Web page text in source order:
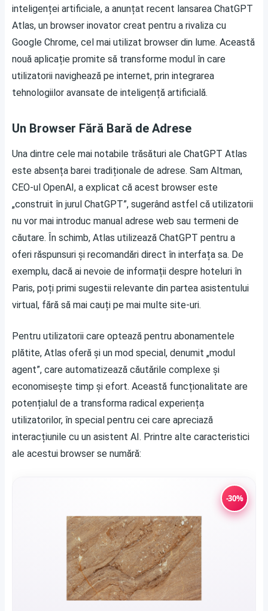
inteligenței artificiale, a anunțat recent lansarea ChatGPT
Atlas, un browser inovator creat pentru a rivaliza cu
Google Chrome, cel mai utilizat browser din lume. Această
nouă aplicație promite să transforme modul în care
utilizatorii navighează pe internet, prin integrarea
tehnologiilor avansate de inteligență artificială.
Un Browser Fără Bară de Adrese
Una dintre cele mai notabile trăsături ale ChatGPT Atlas
este absența barei tradiționale de adrese. Sam Altman,
CEO-ul OpenAI, a explicat că acest browser este
„construit în jurul ChatGPT”, sugerând astfel că utilizatorii
nu vor mai introduc manual adrese web sau termeni de
căutare. În schimb, Atlas utilizează ChatGPT pentru a
oferi răspunsuri și recomandări direct în interfața sa. De
exemplu, dacă ai nevoie de informații despre hoteluri în
Paris, poți primi sugestii relevante din partea asistentului
virtual, fără să mai cauți pe mai multe site-uri.
Pentru utilizatorii care optează pentru abonamentele
plătite, Atlas oferă și un mod special, denumit „modul
agent”, care automatizează căutările complexe și
economisește timp și efort. Această funcționalitate are
potențialul de a transforma radical experiența
utilizatorilor, în special pentru cei care apreciază
interacțiunile cu un asistent AI. Printre alte caracteristici
ale acestui browser se numără:
-30%